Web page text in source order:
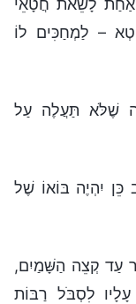
לָשֵׂאת חֲטָאֵי
– לַמְחַכִּים לוֹ
שֶׁלֹּא תַּעֲלֶה עַל
יִהְיֶה בּוֹאוֹ שֶׁל
עַד קְצֵה הַשָּׁמַיִם,
לִסְבֺּל רַבּוֹת